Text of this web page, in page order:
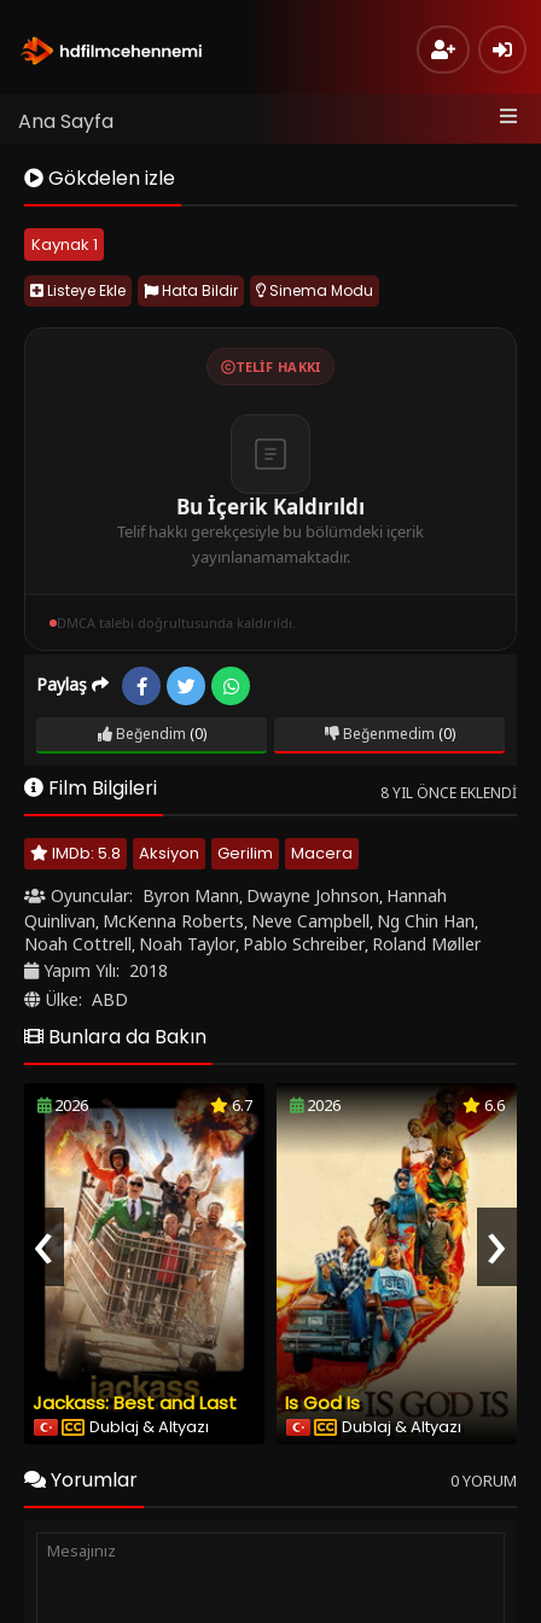
Ana Sayfa
Gökdelen izle
Kaynak 1
Listeye Ekle Hata Bildir Sinema Modu
TELIF HAKKI
Bu İçerik Kaldırıldı
Telif hakkı gerekçesiyle bu bölümdeki içerik
yayınlanamamaktadır.
DMCA talebi doğrultusunda kaldırıldı.
Paylaş
Beğendim (0) Beğenmedim (0)
Film Bilgileri 8 YIL ÖNCE EKLENDI
IMDb: 5.8 Aksiyon Gerilim
Macera
Oyuncular: Byron Mann, Dwayne Johnson, Hannah
Quinlivan, McKenna Roberts, Neve Campbell, Ng Chin Han,
Noah Cottrell, Noah Taylor, Pablo Schreiber, Roland Møller
Yapım Yılı: 2018
Ülke: ABD
Bunlara da Bakın
2026 6.7
Jackass: Best and Last
Dublaj & Altyazı
2026 6.6
Is God Is
Dublaj & Altyazı
‹ ›
Yorumlar 0 YORUM